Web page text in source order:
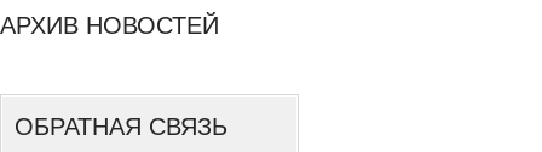
АРХИВ НОВОСТЕЙ
ОБРАТНАЯ СВЯЗЬ